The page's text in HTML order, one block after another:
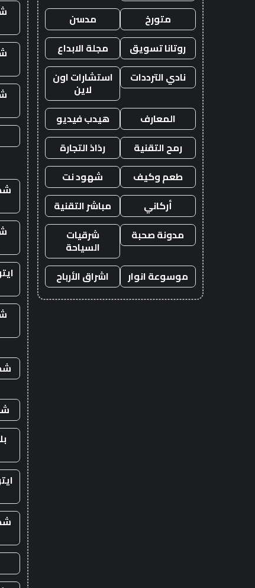
متورخ
مدسن
روتانا تسويق
مجلة الابداع
نادي الترددات
استشارات اون
لاين
المعارف
هيدب فيديو
رمح التقنية
رذاذ التجارة
طعم وكيف
شهود نت
أركاني
مباشر التقنية
مدونة صحبة
شرقيات
السياحة
موسوعة انوار
اشراق الأرباح